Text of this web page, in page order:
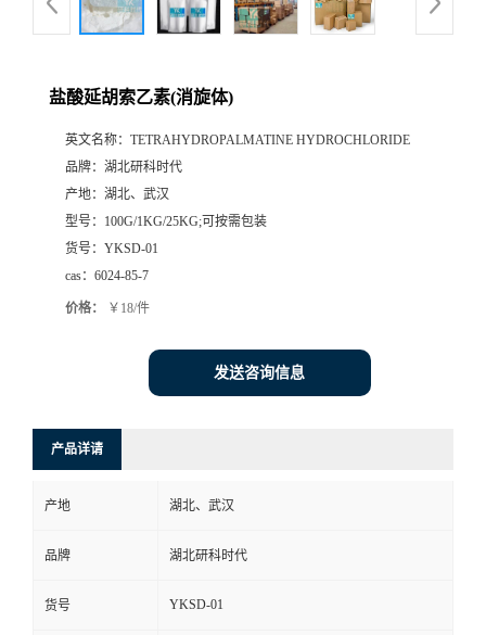
盐酸延胡索乙素(消旋体)
英文名称： TETRAHYDROPALMATINE HYDROCHLORIDE
品牌： 湖北研科时代
产地： 湖北、武汉
型号： 100G/1KG/25KG;可按需包装
货号： YKSD-01
cas： 6024-85-7
价格： ￥18/件
发送咨询信息
产品详请
产地 湖北、武汉
品牌 湖北研科时代
货号 YKSD-01